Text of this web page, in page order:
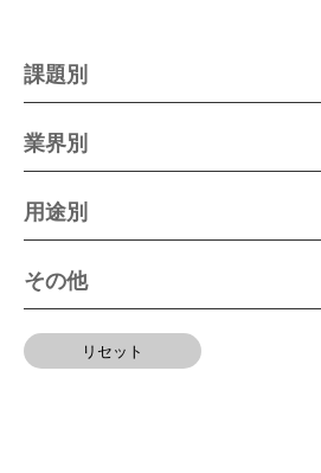
課題別
業界別
用途別
その他
リセット